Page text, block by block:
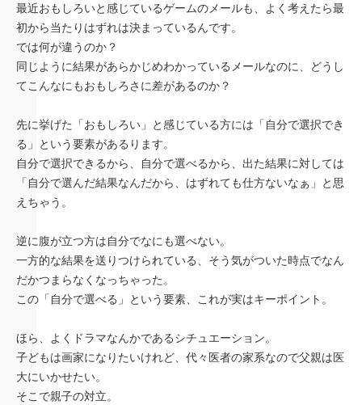
最近おもしろいと感じているゲームのメールも、よく考えたら最
初から当たりはずれは決まっているんです。
では何が違うのか？
同じように結果があらかじめわかっているメールなのに、どうし
てこんなにもおもしろさに差があるのか？
先に挙げた「おもしろい」と感じている方には「自分で選択でき
る」という要素があるります。
自分で選択できるから、自分で選べるから、出た結果に対しては
「自分で選んだ結果なんだから、はずれても仕方ないなぁ」と思
えちゃう。
逆に腹が立つ方は自分でなにも選べない。
一方的な結果を送りつけられている、そう気がついた時点でなん
だかつまらなくなっちゃった。
この「自分で選べる」という要素、これが実はキーポイント。
ほら、よくドラマなんかであるシチュエーション。
子どもは画家になりたいけれど、代々医者の家系なので父親は医
大にいかせたい。
そこで親子の対立。